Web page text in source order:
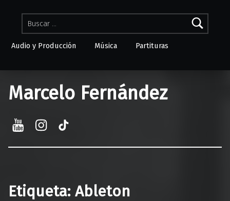
Buscar:
Audio y Producción Música Partituras
Marcelo Fernández
YouTube
Etiqueta: Ableton